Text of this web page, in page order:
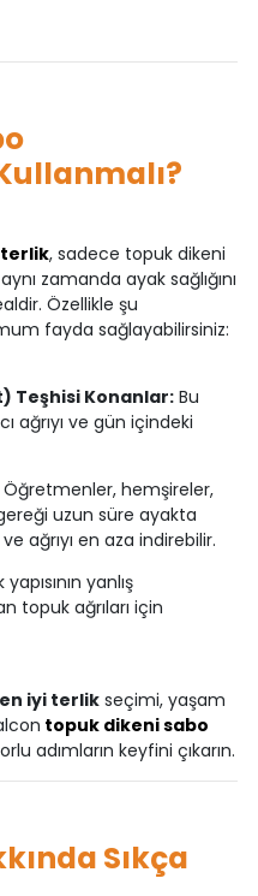
, sadece topuk dikeni
zamanda ayak sağlığını
Özellikle şu
fayda sağlayabilirsiniz:
Teşhisi Konanlar:Bu
ağrıyı ve gün içindeki
hemşireler,
uzun süre ayakta
ağrıyı en aza indirebilir.
yanlış
topuk ağrıları için
en iyi terlikseçimi, yaşam
topuk dikeni sabo
adımların keyfini çıkarın.
Sıkça